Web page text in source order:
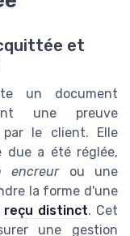
et
un document
une preuve
le client. Elle
due a été réglée,
encreurou une
la forme d'une
reçu distinct. Cet
une gestion